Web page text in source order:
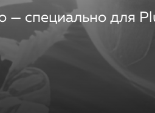
— специально для